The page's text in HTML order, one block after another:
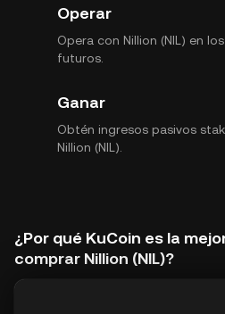
Operar
Opera con Nillion (NIL) en
futuros.
Ganar
Obtén ingresos pasivos
Nillion (NIL).
¿Por qué KuCoin es la
comprar Nillion (NIL)?